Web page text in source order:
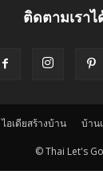
ติดตามเราไ
ไอเดียสร้างบ้าน บ้าน
© Thai Let's Go